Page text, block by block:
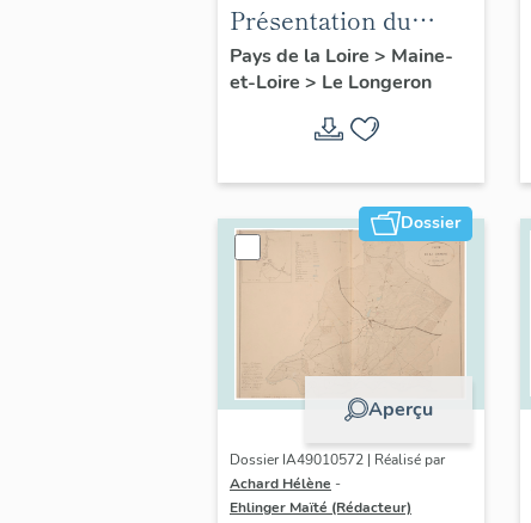
Présentation du
patrimoine
industriel de la
commune du
Pays de la Loire > Maine-
et-Loire > Le Longeron
Dossier
Aperçu
Dossier IA49010572 | Réalisé par
Achard Hélène -
Ehlinger Maïté (Rédacteur)